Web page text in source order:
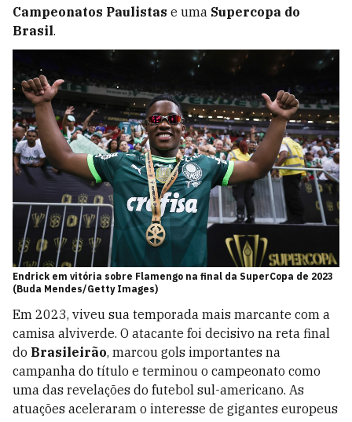
Campeonatos Paulistas e uma Supercopa do
Brasil.
Endrick em vitória sobre Flamengo na final da SuperCopa de 2023
(Buda Mendes/Getty Images)
Em 2023, viveu sua temporada mais marcante com a
camisa alviverde. O atacante foi decisivo na reta final
do Brasileirão, marcou gols importantes na
campanha do título e terminou o campeonato como
uma das revelações do futebol sul-americano. As
atuações aceleraram o interesse de gigantes europeus